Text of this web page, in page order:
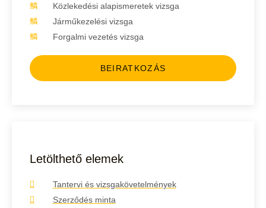
Közlekedési alapismeretek vizsga
Járműkezelési vizsga
Forgalmi vezetés vizsga
BEIRATKOZÁS
Letölthető elemek
Tantervi és vizsgakövetelmények
Szerződés minta